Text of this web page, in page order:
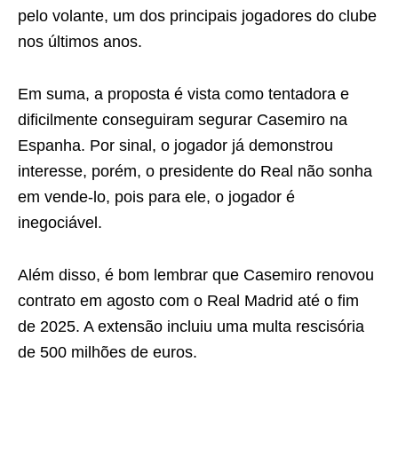
pelo volante, um dos principais jogadores do clube
nos últimos anos.
Em suma, a proposta é vista como tentadora e
dificilmente conseguiram segurar Casemiro na
Espanha. Por sinal, o jogador já demonstrou
interesse, porém, o presidente do Real não sonha
em vende-lo, pois para ele, o jogador é
inegociável.
Além disso, é bom lembrar que Casemiro renovou
contrato em agosto com o Real Madrid até o fim
de 2025. A extensão incluiu uma multa rescisória
de 500 milhões de euros.